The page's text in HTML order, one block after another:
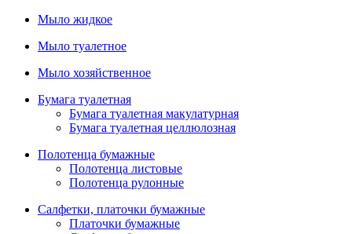
Мыло жидкое
Мыло туалетное
Мыло хозяйственное
Бумага туалетная
Бумага туалетная макулатурная
Бумага туалетная целлюлозная
Полотенца бумажные
Полотенца листовые
Полотенца рулонные
Салфетки, платочки бумажные
Платочки бумажные